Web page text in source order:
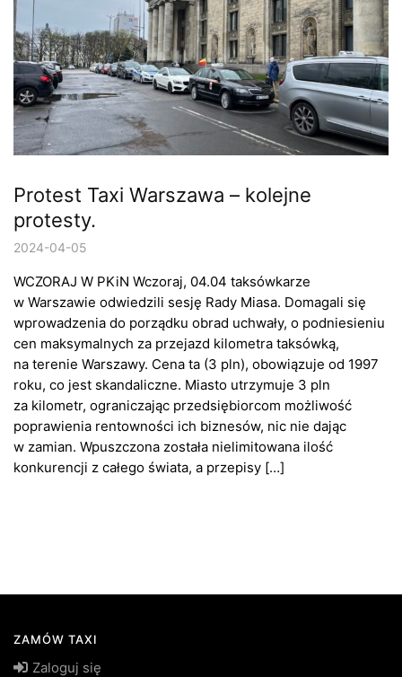
Protest Taxi Warszawa – kolejne
protesty.
2024-04-05
WCZORAJ W PKiN Wczoraj, 04.04 taksówkarze
w Warszawie odwiedzili sesję Rady Miasa. Domagali się
wprowadzenia do porządku obrad uchwały, o podniesieniu
cen maksymalnych za przejazd kilometra taksówką,
na terenie Warszawy. Cena ta (3 pln), obowiązuje od 1997
roku, co jest skandaliczne. Miasto utrzymuje 3 pln
za kilometr, ograniczając przedsiębiorcom możliwość
poprawienia rentowności ich biznesów, nic nie dając
w zamian. Wpuszczona została nielimitowana ilość
konkurencji z całego świata, a przepisy […]
ZAMÓW TAXI
Zaloguj się